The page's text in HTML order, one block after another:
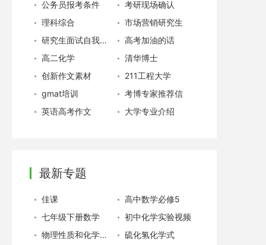
公务员报考条件
考研现场确认
理科综合
市场营销研究生
研究生面试自我介绍
高考加油的话
高二化学
清华博士
创新作文素材
211工程大学
gmat培训
考博专家推荐信
英语高考作文
大学专业介绍
最新专题
佳课
高中数学必修5
七年级下册数学
初中化学实验视频
物理性质和化学性质
硫化氢化学式